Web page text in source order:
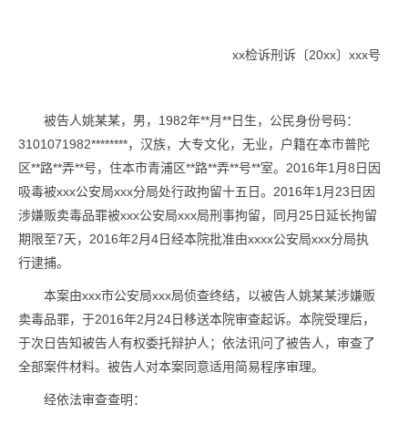
xx检诉刑诉〔20xx〕xxx号
被告人姚某某，男，1982年**月**日生，公民身份号码：
3101071982********，汉族，大专文化，无业，户籍在本市普陀
区**路**弄**号，住本市青浦区**路**弄**号**室。2016年1月8日因
吸毒被xxx公安局xxx分局处行政拘留十五日。2016年1月23日因
涉嫌贩卖毒品罪被xxx公安局xxx局刑事拘留，同月25日延长拘留
期限至7天，2016年2月4日经本院批准由xxxx公安局xxx分局执
行逮捕。
本案由xxx市公安局xxx局侦查终结，以被告人姚某某涉嫌贩
卖毒品罪，于2016年2月24日移送本院审查起诉。本院受理后，
于次日告知被告人有权委托辩护人；依法讯问了被告人，审查了
全部案件材料。被告人对本案同意适用简易程序审理。
经依法审查查明：